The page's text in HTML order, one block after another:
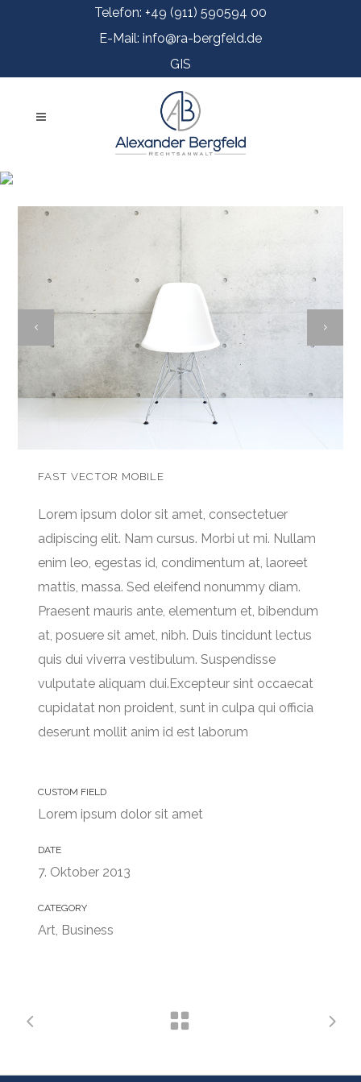
Telefon: +49 (911) 590594 00
E-Mail: info@ra-bergfeld.de
GIS
FAST VECTOR MOBILE
Lorem ipsum dolor sit amet, consectetuer
adipiscing elit. Nam cursus. Morbi ut mi. Nullam
enim leo, egestas id, condimentum at, laoreet
mattis, massa. Sed eleifend nonummy diam.
Praesent mauris ante, elementum et, bibendum
at, posuere sit amet, nibh. Duis tincidunt lectus
quis dui viverra vestibulum. Suspendisse
vulputate aliquam dui.Excepteur sint occaecat
cupidatat non proident, sunt in culpa qui officia
deserunt mollit anim id est laborum
CUSTOM FIELD
Lorem ipsum dolor sit amet
DATE
7. Oktober 2013
CATEGORY
Art, Business